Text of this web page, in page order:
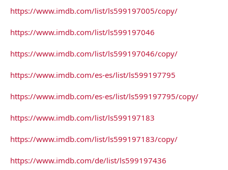
e
https://www.imdb.com/list/ls599197005/copy/
https://www.imdb.com/list/ls599197046
https://www.imdb.com/list/ls599197046/copy/
https://www.imdb.com/es-es/list/ls599197795
https://www.imdb.com/es-es/list/ls599197795/copy/
https://www.imdb.com/list/ls599197183
https://www.imdb.com/list/ls599197183/copy/
https://www.imdb.com/de/list/ls599197436